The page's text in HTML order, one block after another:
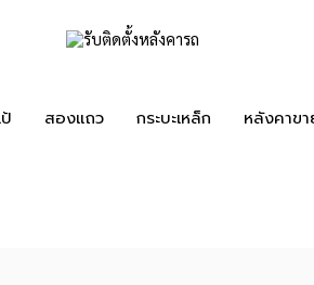
สองแถว กระบะเหล็ก หลังคาข